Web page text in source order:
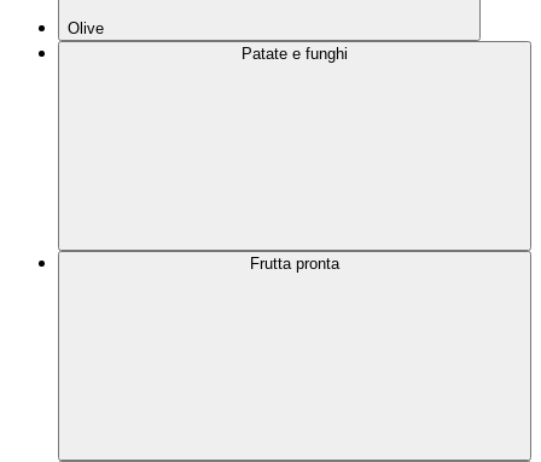
Olive
Patate e funghi
Frutta pronta